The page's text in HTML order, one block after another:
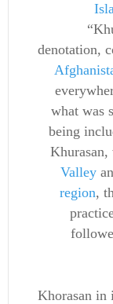
denotation,
what was
being
Valley
region,
Khorasan in